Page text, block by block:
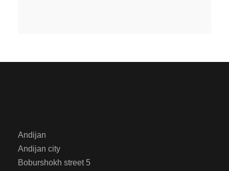
Andijan
Andijan city
Boburshokh street 5